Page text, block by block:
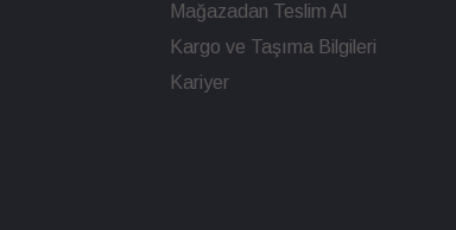
Mağazadan Teslim Al
Kargo ve Taşıma Bilgileri
Kariyer